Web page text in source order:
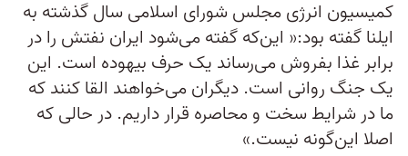
کمیسیون انرژی مجلس شورای اسلامی سال گذشته به
ایلنا گفته بود:« این‌که گفته می‌شود ایران نفتش را در
برابر غذا بفروش می‌رساند یک حرف بیهوده است. این
یک جنگ روانی است. دیگران می‌خواهند القا کنند که
ما در شرایط سخت و محاصره قرار داریم. در حالی که
اصلا این‌گونه نیست.»